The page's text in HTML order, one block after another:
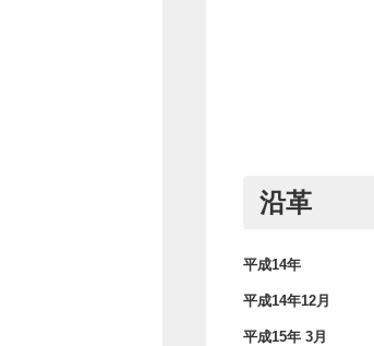
沿革
平成14年
平成14年12月
平成15年 3月